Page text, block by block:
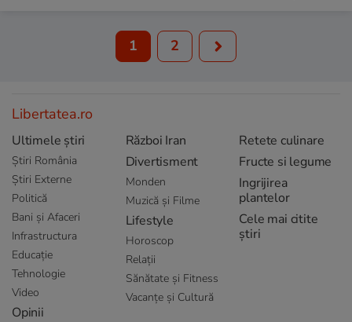
1 2
Libertatea.ro
Ultimele știri
Știri România
Știri Externe
Politică
Bani și Afaceri
Infrastructura
Educație
Tehnologie
Video
Opinii
Război Iran
Divertisment
Monden
Muzică și Filme
Lifestyle
Horoscop
Relații
Sănătate și Fitness
Vacanțe și Cultură
Retete culinare
Fructe si legume
Ingrijirea
plantelor
Cele mai citite
știri